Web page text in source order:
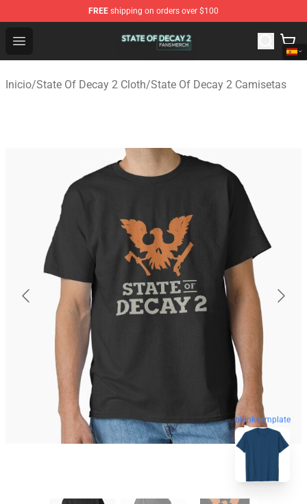
FREE shipping on orders over $100
Open menu
State Of Decay 2 Shop - Official State Of Decay 2
Inicio/State Of Decay 2 Cloth/State Of Decay 2 Camisetas
blank template